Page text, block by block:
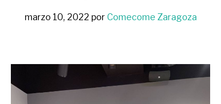
marzo 10, 2022 por Comecome Zaragoza